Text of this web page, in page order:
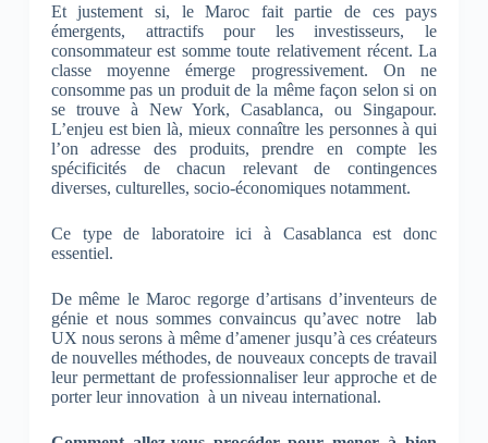
Et justement si, le Maroc fait partie de ces pays
émergents, attractifs pour les investisseurs, le
consommateur est somme toute relativement récent. La
classe moyenne émerge progressivement. On ne
consomme pas un produit de la même façon selon si on
se trouve à New York, Casablanca, ou Singapour.
L’enjeu est bien là, mieux connaître les personnes à qui
l’on adresse des produits, prendre en compte les
spécificités de chacun relevant de contingences
diverses, culturelles, socio-économiques notamment.
Ce type de laboratoire ici à Casablanca est donc
essentiel.
De même le Maroc regorge d’artisans d’inventeurs de
génie et nous sommes convaincus qu’avec notre lab
UX nous serons à même d’amener jusqu’à ces créateurs
de nouvelles méthodes, de nouveaux concepts de travail
leur permettant de professionnaliser leur approche et de
porter leur innovation à un niveau international.